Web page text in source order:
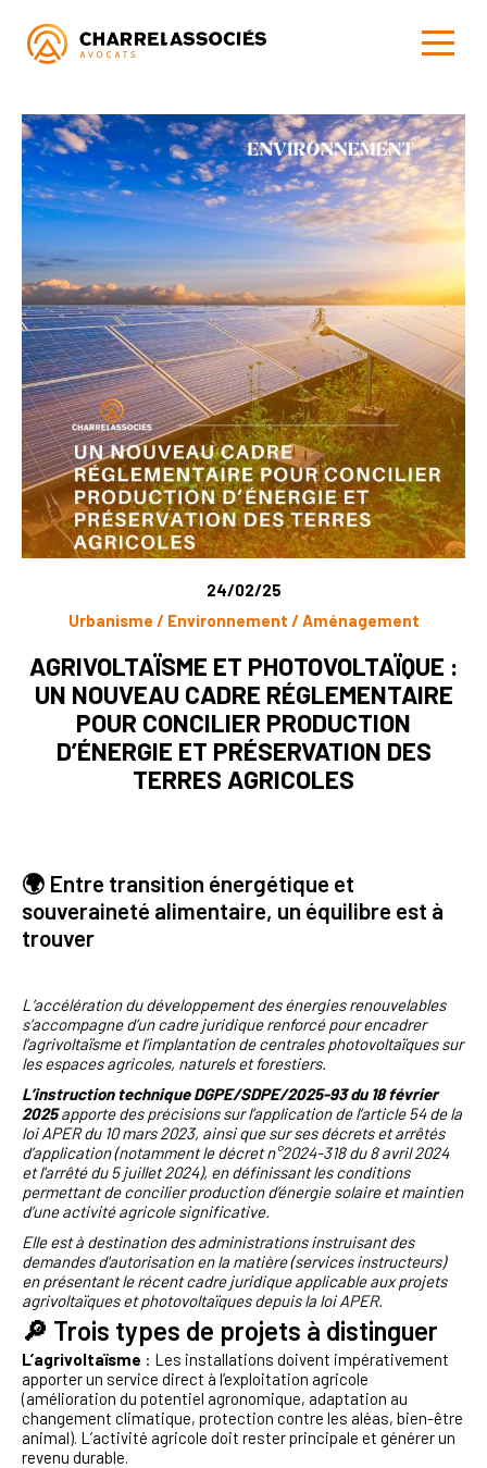
24/02/25
Urbanisme / Environnement / Aménagement
AGRIVOLTAÏSME ET PHOTOVOLTAÏQUE :
UN NOUVEAU CADRE RÉGLEMENTAIRE
POUR CONCILIER PRODUCTION
D’ÉNERGIE ET PRÉSERVATION DES
TERRES AGRICOLES
🌍 Entre transition énergétique et
souveraineté alimentaire, un équilibre est à
trouver
L’accélération du développement des énergies renouvelables
s’accompagne d’un cadre juridique renforcé pour encadrer
l’agrivoltaïsme et l’implantation de centrales photovoltaïques sur
les espaces agricoles, naturels et forestiers.
L’instruction technique DGPE/SDPE/2025-93 du 18 février
2025apporte des précisions sur l’application de l’article 54 de la
loi APER du 10 mars 2023, ainsi que sur ses décrets et arrêtés
d’application (notamment le décret n°2024-318 du 8 avril 2024
et l'arrêté du 5 juillet 2024), en définissant les conditions
permettant de concilier production d’énergie solaire et maintien
d’une activité agricole significative.
Elle est à destination des administrations instruisant des
demandes d'autorisation en la matière (services instructeurs)
en présentant le récent cadre juridique applicable aux projets
agrivoltaïques et photovoltaïques depuis la loi APER.
🔎 Trois types de projets à distinguer
L’agrivoltaïsme : Les installations doivent impérativement
apporter un service direct à l’exploitation agricole
(amélioration du potentiel agronomique, adaptation au
changement climatique, protection contre les aléas, bien-être
animal). L’activité agricole doit rester principale et générer un
revenu durable.